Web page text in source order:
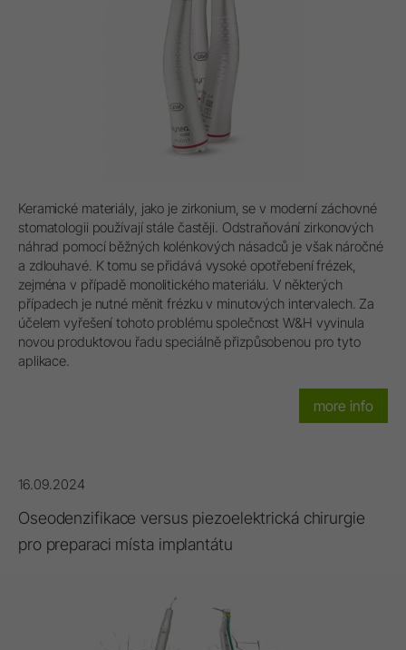
Keramické materiály, jako je zirkonium, se v moderní záchovné
stomatologii používají stále častěji. Odstraňování zirkonových
náhrad pomocí běžných kolénkových násadců je však náročné
a zdlouhavé. K tomu se přidává vysoké opotřebení frézek,
zejména v případě monolitického materiálu. V některých
případech je nutné měnit frézku v minutových intervalech. Za
účelem vyřešení tohoto problému společnost W&H vyvinula
novou produktovou řadu speciálně přizpůsobenou pro tyto
aplikace.
more info
16.09.2024
Oseodenzifikace versus piezoelektrická chirurgie
pro preparaci místa implantátu